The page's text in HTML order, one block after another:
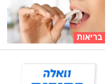
בריאות